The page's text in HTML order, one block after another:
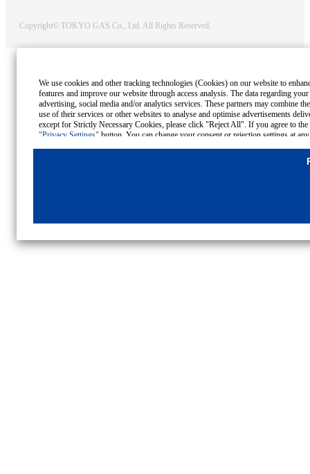
Copyright© TOKYO GAS Co., Ltd. All Rights Reserved.
We use cookies and other tracking technologies (Cookies) on our website to
features and improve our website through access analysis. The data regarding
advertising, social media and/or analytics services. These partners may combine
use of their services or other websites to analyse and optimise advertisements
except for Strictly Necessary Cookies, please click "Reject All". If you agree to
"Privacy Settings" button. You can change your consent or rejection settings at